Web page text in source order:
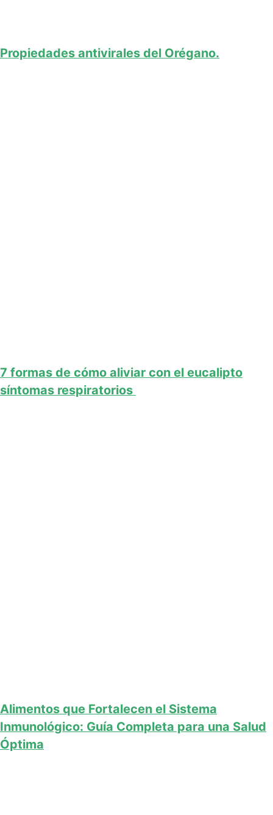
Propiedades antivirales del Orégano.
7 formas de cómo aliviar con el eucalipto
síntomas respiratorios
Alimentos que Fortalecen el Sistema
Inmunológico: Guía Completa para una Salud
Óptima